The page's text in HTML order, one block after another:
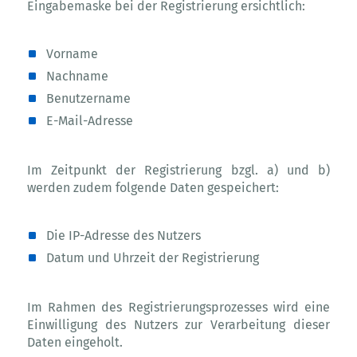
Eingabemaske bei der Registrierung ersichtlich:
Vorname
Nachname
Benutzername
E-Mail-Adresse
Im Zeitpunkt der Registrierung bzgl. a) und b)
werden zudem folgende Daten gespeichert:
Die IP-Adresse des Nutzers
Datum und Uhrzeit der Registrierung
Im Rahmen des Registrierungsprozesses wird eine
Einwilligung des Nutzers zur Verarbeitung dieser
Daten eingeholt.